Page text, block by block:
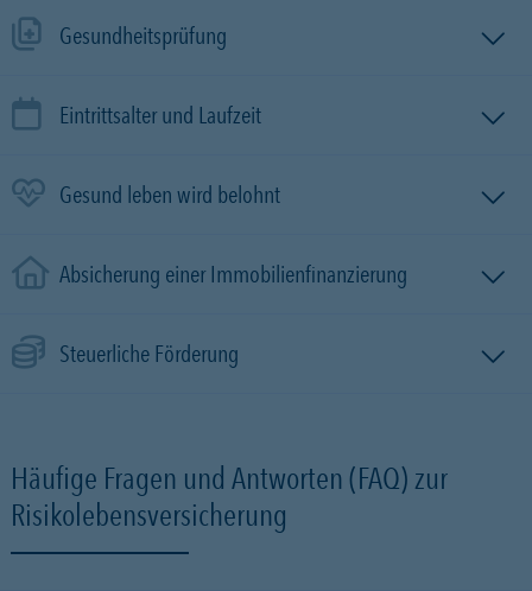
Gesundheitsprüfung
Eintrittsalter und Laufzeit
Gesund leben wird belohnt
Absicherung einer Immobilien­finanzierung
Steuerliche Förderung
Häufige Fragen und Antworten (FAQ) zur
Risikolebensversicherung